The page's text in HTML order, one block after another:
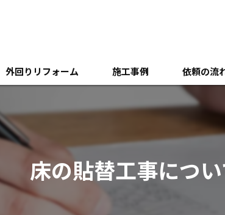
外回りリフォーム
外壁・サイディング
エクステリア
土木・増築
施工事例 依頼の流
床の貼替工事につ